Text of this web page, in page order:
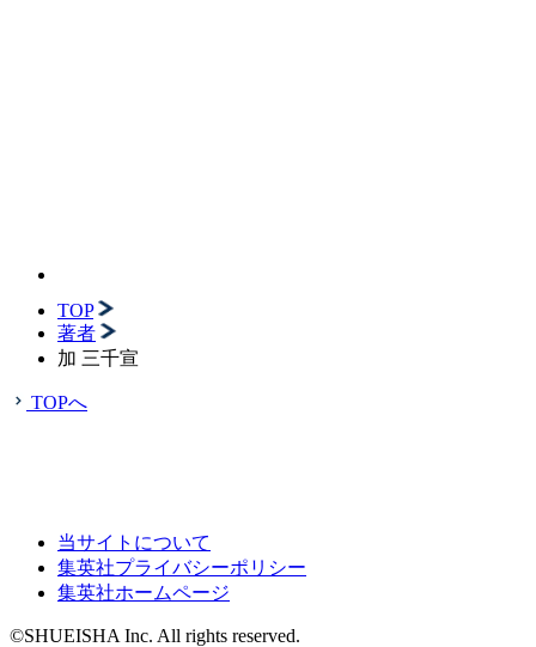
TOP
著者
加 三千宣
TOPへ
当サイトについて
集英社プライバシーポリシー
集英社ホームページ
©SHUEISHA Inc. All rights reserved.